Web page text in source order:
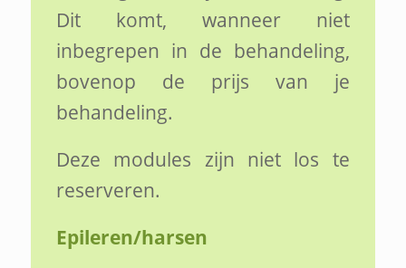
Dit komt, wanneer niet
inbegrepen in de behandeling,
bovenop de prijs van je
behandeling.
Deze modules zijn niet los te
reserveren.
Epileren/harsen